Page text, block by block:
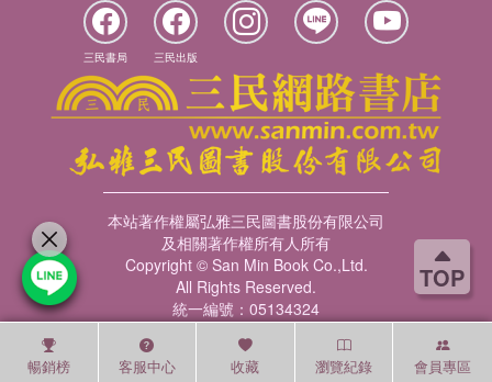
TOP
暢銷榜 客服中心 收藏 瀏覽紀錄 會員專區
三民書局 三民出版
本站著作權屬弘雅三民圖書股份有限公司
及相關著作權所有人所有
Copyright © San Min Book Co.,Ltd.
All Rights Reserved.
統一編號：05134324